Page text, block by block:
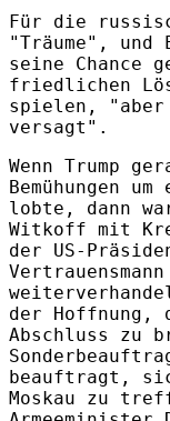
Für die
"Träume", und
seine Chance
friedlichen
spielen, "aber
versagt".
Wenn Trump
Bemühungen
lobte, dann
Witkoff mit
der US-
der Hoffnung,
Abschluss zu
beauftragt,
Moskau zu